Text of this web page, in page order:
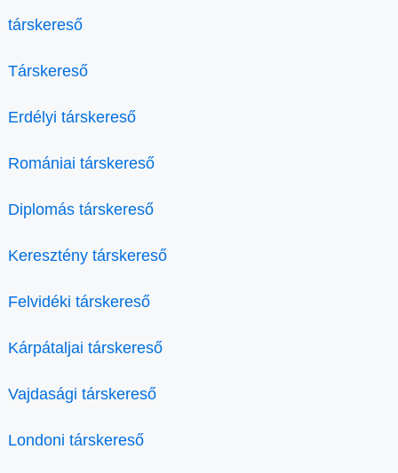
társkereső
Társkereső
Erdélyi társkereső
Romániai társkereső
Diplomás társkereső
Keresztény társkereső
Felvidéki társkereső
Kárpátaljai társkereső
Vajdasági társkereső
Londoni társkereső